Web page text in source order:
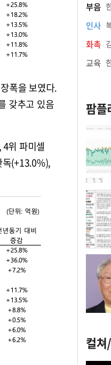
폭을 보였다.
갖추고 있음
위 파미셀
독(+13.0%),
부음
인사
화촉
교육
팜플
컬쳐